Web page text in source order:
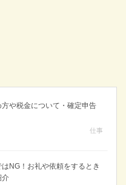
や税金について・確定申告
仕事
はNG！お礼や依頼をするとき
介